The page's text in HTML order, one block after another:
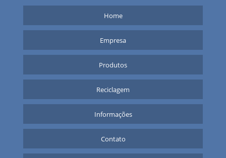
Home
Empresa
Produtos
Reciclagem
Informações
Contato